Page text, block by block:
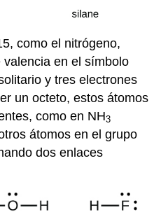
como el nitrógeno,
en el símbolo
y tres electrones
un octeto, estos átomos
como en NH3
átomos en el grupo
dos enlaces